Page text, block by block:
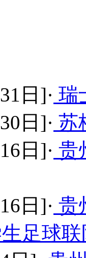
日]· 瑞
日]· 苏
日]· 贵
日]· 贵
足球